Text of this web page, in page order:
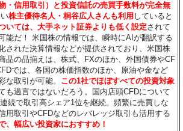
・信用取引）と投資信託の売買手数料が完全無
株主優待名人・桐谷広人さんも利用 していると
いては、大手ネット証券よりも低く設定されて
能だ！ 米国株の情報では、瞬時にAIが翻訳する
された決算情報などが提供されており、米国株
品の品揃えは、株式、FXのほか、外国債券やCF
では、各国の株価指数のほか、原油や金など
な取引が可能。 この1社でほぼすべての投資対象
も過言ではないだろう。国内店頭CFDについて
続で取引高シェア1位を継続。頻繁に売買しな
用取引やCFDなどのレバレッジ取引も活用する
、幅広い投資家におすすめ！